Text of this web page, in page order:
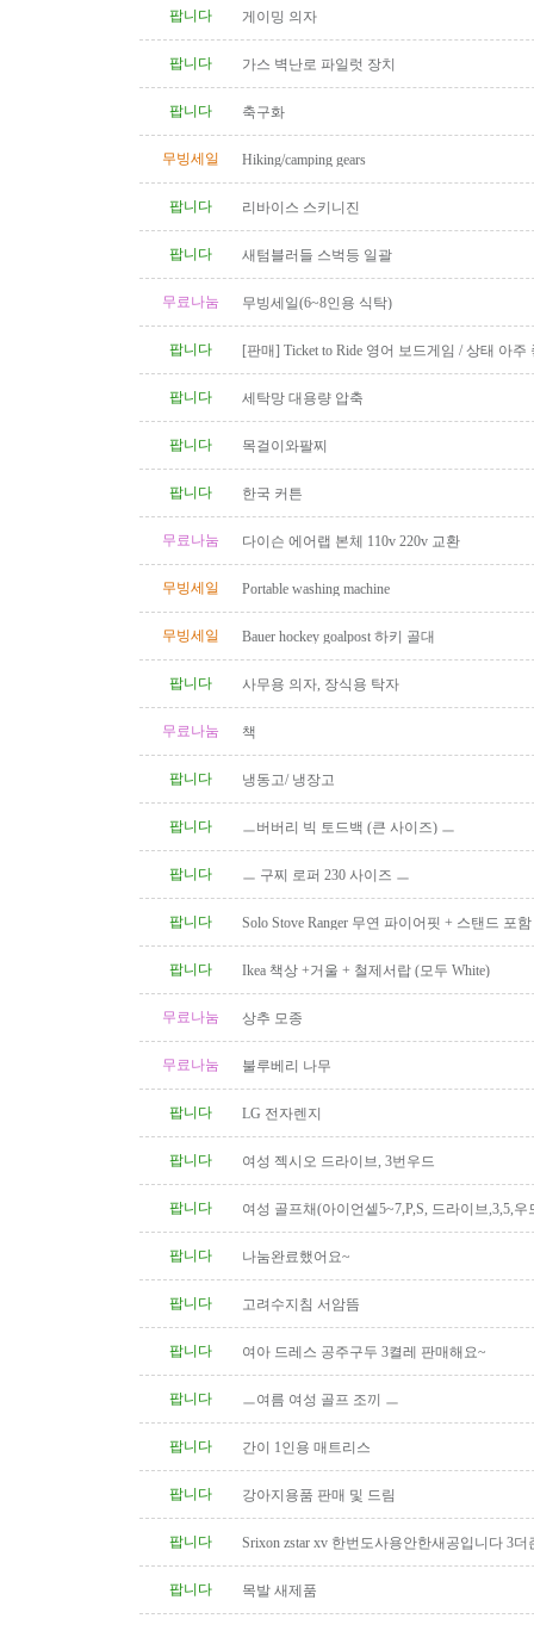
팝니다 게이밍 의자
팝니다 가스 벽난로 파일럿 장치
팝니다 축구화
무빙세일 Hiking/camping gears
팝니다 리바이스 스키니진
팝니다 새텀블러들 스벅등 일괄
무료나눔 무빙세일(6~8인용 식탁)
팝니다
[판매] Ticket to Ride 영어 보드게임 / 상태 아주
팝니다
세탁망 대용량 압축
팝니다 목걸이와팔찌
팝니다 한국 커튼
무료나눔 다이슨 에어랩 본체 110v 220v 교환
무빙세일 Portable washing machine
무빙세일 Bauer hockey goalpost 하키 골대
팝니다 사무용 의자, 장식용 탁자
무료나눔 책
팝니다 냉동고/ 냉장고
팝니다 ㅡ버버리 빅 토드백 (큰 사이즈) ㅡ
팝니다 ㅡ 구찌 로퍼 230 사이즈 ㅡ
팝니다
Solo Stove Ranger 무연 파이어핏 + 스탠드 포
팝니다
Ikea 책상 +거울 + 철제서랍 (모두 White)
무료나눔 상추 모종
무료나눔 불루베리 나무
팝니다 LG 전자렌지
팝니다 여성 젝시오 드라이브, 3번우드
팝니다 여성 골프채(아이언셑5~7,P,S, 드라이브,3,5,우
팝니다 나눔완료했어요~
팝니다 고려수지침 서암뜸
팝니다 여아 드레스 공주구두 3켤레 판매해요~
팝니다 ㅡ여름 여성 골프 조끼 ㅡ
팝니다 간이 1인용 매트리스
팝니다 강아지용품 판매 및 드림
팝니다 Srixon zstar xv 한번도사용안한새공입니다 3더
팝니다 목발 새제품